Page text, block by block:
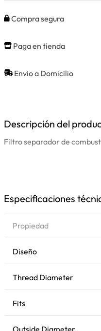
Compra segura
Paga en tienda
Envio a Domicilio
Descripción del
Filtro separador de
Especificaciones
Propiedad
Diseño
Thread Diameter
Fits
Outside Diameter